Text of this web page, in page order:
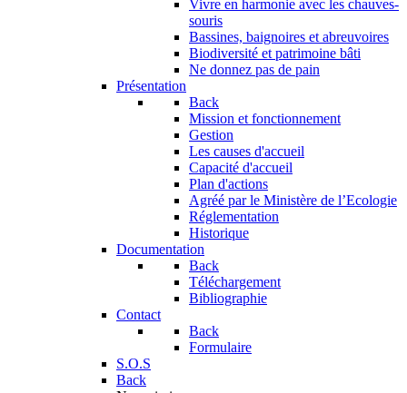
Vivre en harmonie avec les chauves-
souris
Bassines, baignoires et abreuvoires
Biodiversité et patrimoine bâti
Ne donnez pas de pain
Présentation
Back
Mission et fonctionnement
Gestion
Les causes d'accueil
Capacité d'accueil
Plan d'actions
Agréé par le Ministère de l’Ecologie
Réglementation
Historique
Documentation
Back
Téléchargement
Bibliographie
Contact
Back
Formulaire
S.O.S
Back